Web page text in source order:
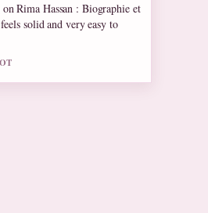
work around Alain Robert :
et.... More outlets should